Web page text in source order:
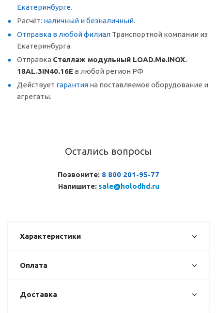
Екатеринбурге.
Расчёт: наличный и безналичный.
Отправка в любой филиал Транспортной компании из
Екатеринбурга.
Отправка Стеллаж модульный LOAD.Me.INOX.
18AL.3IN40.16E в любой регион РФ
Действует гарантия на поставляемое оборудование и
агрегаты.
Остались вопросы
Позвоните: 8 800 201-95-77
Напишите: sale@holodhd.ru
Характеристики
Оплата
Доставка